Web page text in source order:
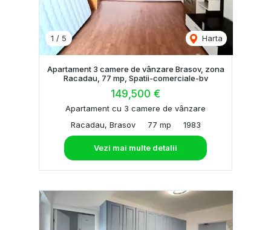
1 / 5 Harta
Apartament 3 camere de vânzare Brasov, zona
Racadau, 77 mp, Spatii-comerciale-bv
149,500 €
Apartament cu 3 camere de vânzare
Racadau, Brasov
77 mp 1983
Vezi mai multe detalii